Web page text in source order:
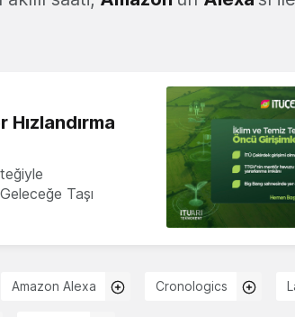
Taşı
Amazon Alexa Cronologics